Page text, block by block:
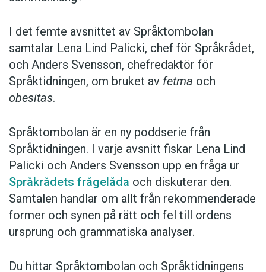
I det femte avsnittet av Språktombolan
samtalar Lena Lind Palicki, chef för Språkrådet,
och Anders Svensson, chefredaktör för
Språktidningen, om bruket av fetma och
obesitas.
Språktombolan är en ny poddserie från
Språktidningen. I varje avsnitt fiskar Lena Lind
Palicki och Anders Svensson upp en fråga ur
Språkrådets frågelåda och diskuterar den.
Samtalen handlar om allt från rekommenderade
former och synen på rätt och fel till ordens
ursprung och grammatiska analyser.
Du hittar Språktombolan och Språktidningens